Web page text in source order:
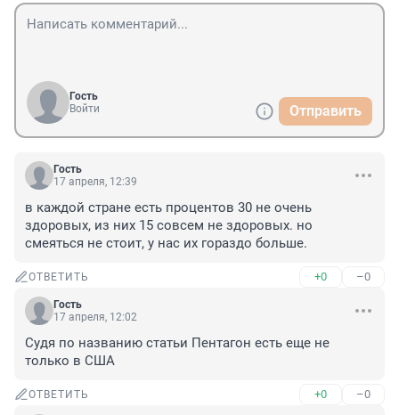
Гость
Войти
Отправить
Гость
17 апреля, 12:39
в каждой стране есть процентов 30 не очень
здоровых, из них 15 совсем не здоровых. но
смеяться не стоит, у нас их гораздо больше.
ОТВЕТИТЬ +0 –0
Гость
17 апреля, 12:02
Судя по названию статьи Пентагон есть еще не
только в США
ОТВЕТИТЬ +0 –0